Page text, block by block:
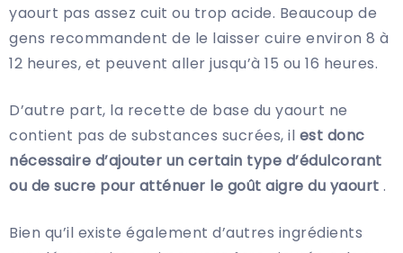
yaourt pas assez cuit ou trop acide. Beaucoup de
gens recommandent de le laisser cuire environ 8 à
12 heures, et peuvent aller jusqu’à 15 ou 16 heures.
D’autre part, la recette de base du yaourt ne
contient pas de substances sucrées, il est donc
nécessaire d’ajouter un certain type d’édulcorant
ou de sucre pour atténuer le goût aigre du yaourt .
Bien qu’il existe également d’autres ingrédients